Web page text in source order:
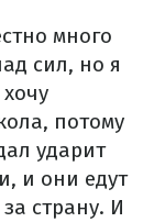
много
сил, но я
потому
ударит
и они едут
страну. И